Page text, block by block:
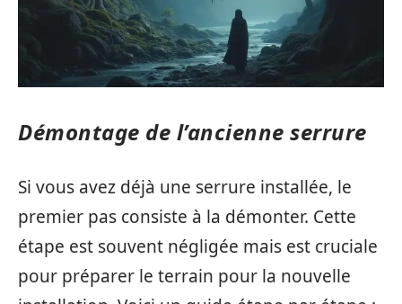
Démontage de l’ancienne serrure
Si vous avez déjà une serrure installée, le
premier pas consiste à la démonter. Cette
étape est souvent négligée mais est cruciale
pour préparer le terrain pour la nouvelle